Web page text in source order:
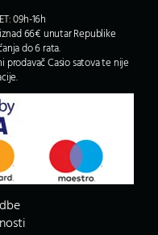
09h-16h
66€ unutar Republike
do 6 rata.
Casio satova te nije